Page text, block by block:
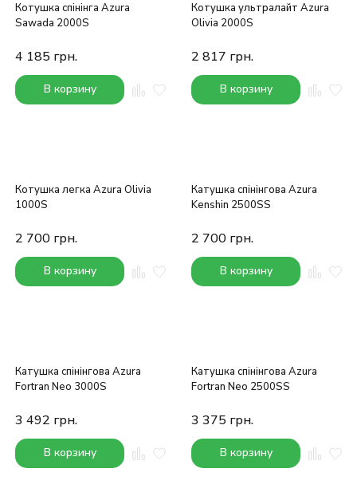
Котушка спінінга Azura
Sawada 2000S
4 185 грн.
В корзину
Котушка ультралайт Azura
Olivia 2000S
2 817 грн.
В корзину
Котушка легка Azura Olivia
1000S
2 700 грн.
В корзину
Катушка спінінгова Azura
Kenshin 2500SS
2 700 грн.
В корзину
Катушка спінінгова Azura
Fortran Neo 3000S
3 492 грн.
В корзину
Катушка спінінгова Azura
Fortran Neo 2500SS
3 375 грн.
В корзину